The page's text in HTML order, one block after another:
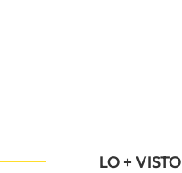
LO + VISTO